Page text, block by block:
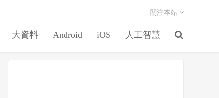
大資料 Android iOS 人工智慧
關注本站